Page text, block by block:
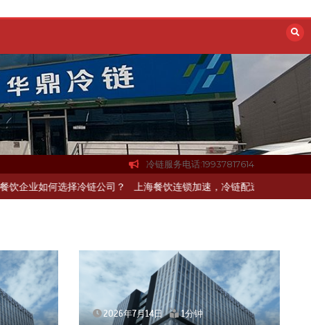
冷链服务电话:19937817614
配送如何打通关键一环 北京餐饮企业如何选择冷链公司？
2026年7月14日 1分钟